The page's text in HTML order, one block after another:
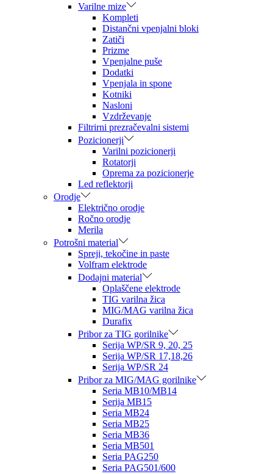
Varilne mize
Kompleti
Distančni vpenjalni bloki
Zatiči
Prizme
Vpenjalne puše
Dodatki
Vpenjala in spone
Kotniki
Nasloni
Vzdrževanje
Filtrirni prezračevalni sistemi
Pozicionerji
Varilni pozicionerji
Rotatorji
Oprema za pozicionerje
Led reflektorji
Orodje
Električno orodje
Ročno orodje
Merila
Potrošni material
Spreji, tekočine in paste
Volfram elektrode
Dodajni material
Oplaščene elektrode
TIG varilna žica
MIG/MAG varilna žica
Durafix
Pribor za TIG gorilnike
Serija WP/SR 9, 20, 25
Serija WP/SR 17,18,26
Serija WP/SR 24
Pribor za MIG/MAG gorilnike
Seria MB10/MB14
Serija MB15
Seria MB24
Seria MB25
Seria MB36
Seria MB501
Seria PAG250
Seria PAG501/600